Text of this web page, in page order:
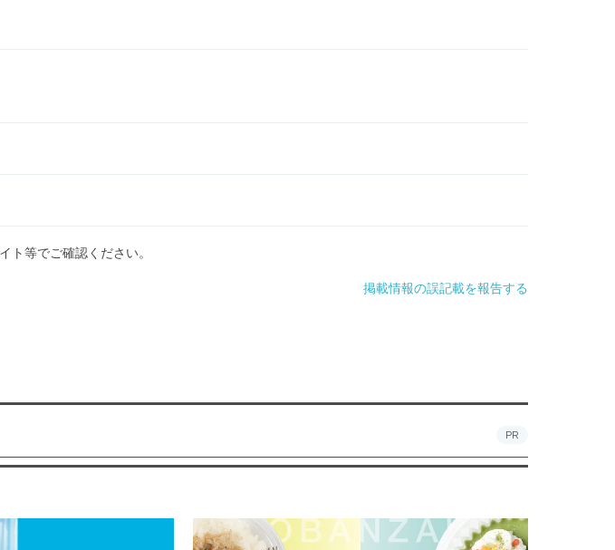
等でご確認ください。
掲載情報の誤記載を報告する
PR